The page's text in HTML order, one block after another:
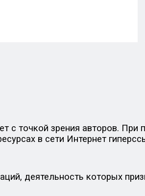
точкой зрения авторов. При
в сети Интернет
деятельность которых